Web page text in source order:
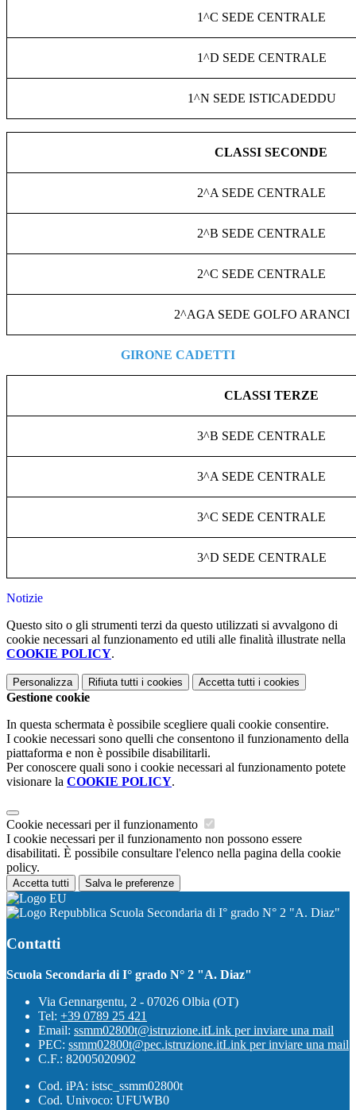
1^C SEDE CENTRALE
1^D SEDE CENTRALE
1^N SEDE ISTICADEDDU
CLASSI SECONDE
2^A SEDE CENTRALE
2^B SEDE CENTRALE
2^C SEDE CENTRALE
2^AGA SEDE GOLFO ARANCI
GIRONE CADETTI
CLASSI TERZE
3^B SEDE CENTRALE
3^A SEDE CENTRALE
3^C SEDE CENTRALE
3^D SEDE CENTRALE
Notizie
Questo sito o gli strumenti terzi da questo utilizzati si avvalgono di
cookie necessari al funzionamento ed utili alle finalità illustrate nella
COOKIE POLICY.
Personalizza Rifiuta tutti i cookies Accetta tutti i cookies
Gestione cookie
In questa schermata è possibile scegliere quali cookie consentire.
I cookie necessari sono quelli che consentono il funzionamento della
piattaforma e non è possibile disabilitarli.
Per conoscere quali sono i cookie necessari al funzionamento potete
visionare la COOKIE POLICY.
Cookie necessari per il funzionamento
I cookie necessari per il funzionamento non possono essere
disabilitati. È possibile consultare l'elenco nella pagina della cookie
policy.
Accetta tutti Salva le preferenze
Scuola Secondaria di I° grado N° 2 "A. Diaz"
Contatti
Scuola Secondaria di I° grado N° 2 "A. Diaz"
Via Gennargentu, 2 - 07026 Olbia (OT)
Tel: +39 0789 25 421
Email: ssmm02800t@istruzione.itLink per inviare una mail
PEC: ssmm02800t@pec.istruzione.itLink per inviare una mail
C.F.: 82005020902
Cod. iPA: istsc_ssmm02800t
Cod. Univoco: UFUWB0